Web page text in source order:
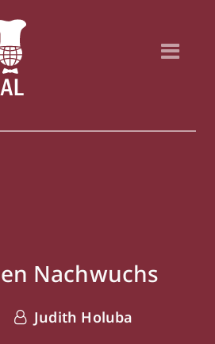
Nachwuchs
Judith Holuba